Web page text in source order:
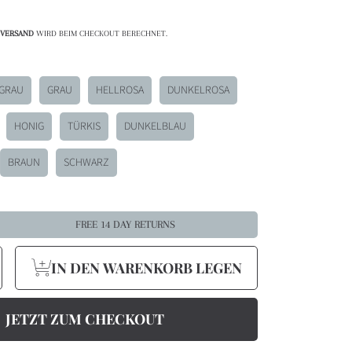
VERSAND WIRD BEIM CHECKOUT BERECHNET.
GRAU HELLROSA DUNKELROSA
HONIG TÜRKIS DUNKELBLAU
BRAUN SCHWARZ
FREE 14 DAY RETURNS
Cord
erhöhen
IN DEN WARENKORB LEGEN
JETZT ZUM CHECKOUT